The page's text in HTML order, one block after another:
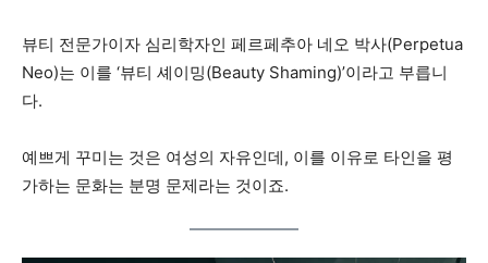
뷰티 전문가이자 심리학자인 페르페추아 네오 박사(Perpetua
Neo)는 이를 ‘뷰티 셰이밍(Beauty Shaming)’이라고 부릅니
다.
예쁘게 꾸미는 것은 여성의 자유인데, 이를 이유로 타인을 평
가하는 문화는 분명 문제라는 것이죠.